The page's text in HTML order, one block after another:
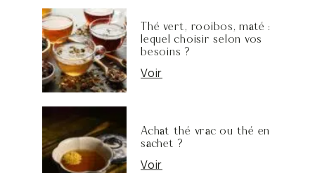
Thé vert, rooibos, maté :
lequel choisir selon vos
besoins ?
Voir
Achat thé vrac ou thé en
sachet ?
Voir